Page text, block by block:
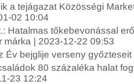
a tejágazat Közösségi
02 10:04
Hatalmas tőkebevonással
márka | 2023-12-22 09:53
Év bejglije verseny
80 százaléka halat
23 12:24